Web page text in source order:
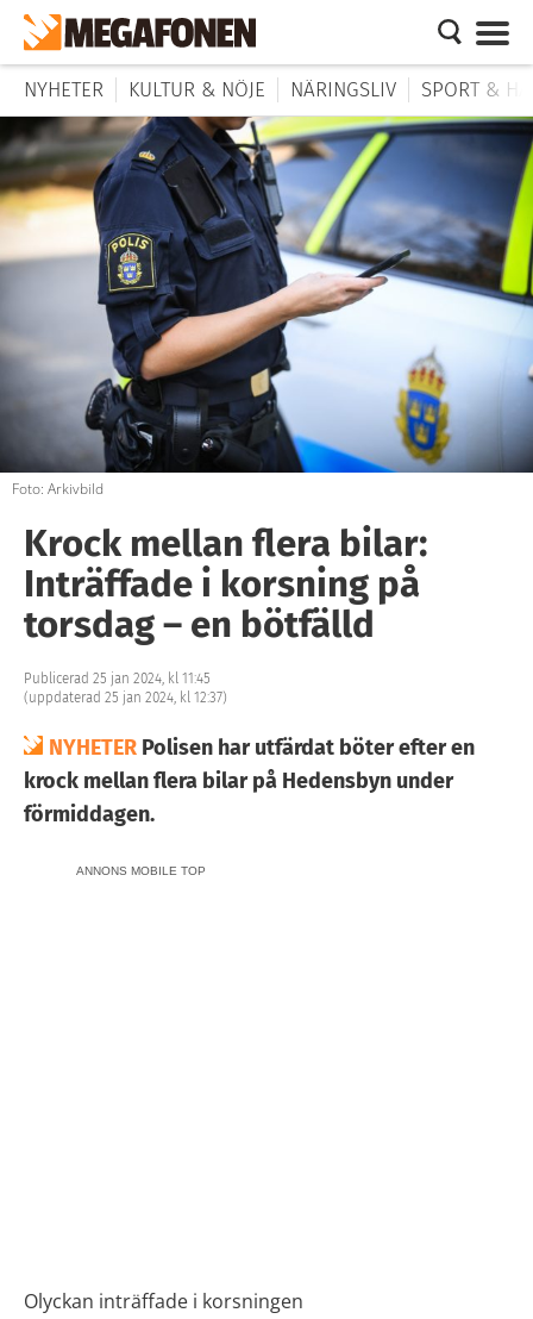
NYHETER KULTUR & NÖJE NÄRINGSLIV SPORT &
Foto: Arkivbild
Krock mellan flera bilar:
Inträffade i korsning på
torsdag – en bötfälld
Publicerad 25 jan 2024, kl 11:45
(uppdaterad 25 jan 2024, kl 12:37)
NYHETER Polisen har utfärdat böter efter en
krock mellan flera bilar på Hedensbyn under
förmiddagen.
ANNONS MOBILE TOP
Olyckan inträffade i korsningen